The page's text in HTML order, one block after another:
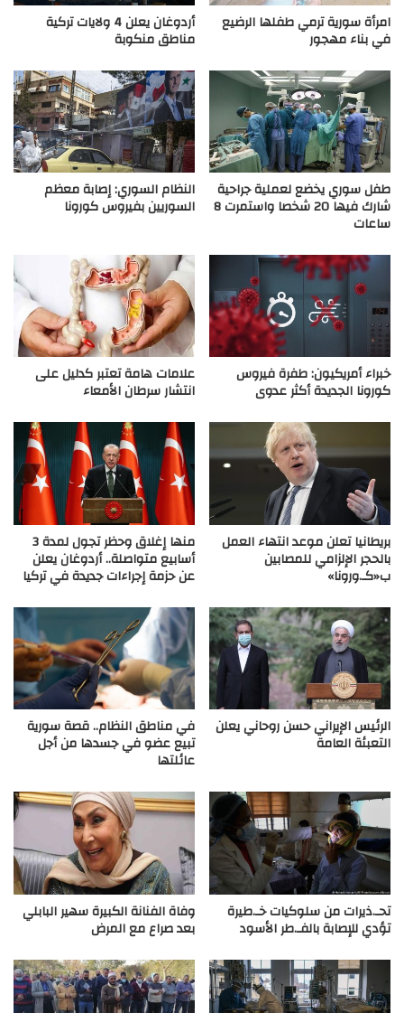
امرأة سورية ترمي طفلها الرضيع
في بناء مهجور
أردوغان يعلن 4 ولايات تركية
مناطق منكوبة
طفل سوري يخضع لعملية جراحية
شارك فيها 20 شخصا واستمرت 8
ساعات
النظام السوري: إصابة معظم
السوريين بفيروس كورونا
خبراء أمريكيون: طفرة فيروس
كورونا الجديدة أكثر عدوى
علامات هامة تعتبر كدليل على
انتشار سرطان الأمعاء
بريطانيا تعلن موعد انتهاء العمل
بالحجر الإلزامي للمصابين
ب«كـ.ورونا»
منها إغلاق وحظر تجول لمدة 3
أسابيع متواصلة.. أردوغان يعلن
عن حزمة إجراءات جديدة في تركيا
الرئيس الإيراني حسن روحاني يعلن
التعبئة العامة
في مناطق النظام.. قصة سورية
تبيع عضو في جسدها من أجل
عائلتها
تحـ.ذيرات من سلوكيات خـ.طيرة
تؤدي للإصابة بالفـ.طر الأسود
وفاة الفنانة الكبيرة سهير البابلي
بعد صراع مع المرض